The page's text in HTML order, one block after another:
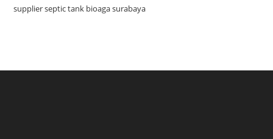
supplier septic tank bioaga surabaya